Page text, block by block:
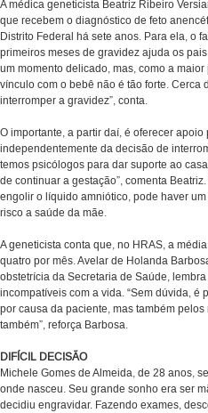
A médica geneticista Beatriz Ribeiro
que recebem o diagnóstico de feto
Distrito Federal há sete anos. Para ela, o
primeiros meses de gravidez ajuda os
um momento delicado, mas, como a
vínculo com o bebê não é tão forte. Cerca
interromper a gravidez”, conta.
O importante, a partir daí, é oferecer
independentemente da decisão de
temos psicólogos para dar suporte ao
de continuar a gestação”, comenta
engolir o líquido amniótico, pode haver
risco a saúde da mãe.
A geneticista conta que, no HRAS, a
quatro por mês. Avelar de Holanda
obstetrícia da Secretaria de Saúde,
incompatíveis com a vida. “Sem dúvida, é
por causa da paciente, mas também
também”, reforça Barbosa.
DIFÍCIL DECISÃO
Michele Gomes de Almeida, de 28 anos,
onde nasceu. Seu grande sonho era ser
decidiu engravidar. Fazendo exames,